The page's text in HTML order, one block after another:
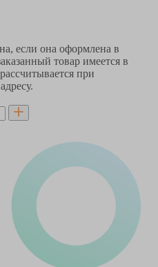
если она оформлена в
товар имеется в
при